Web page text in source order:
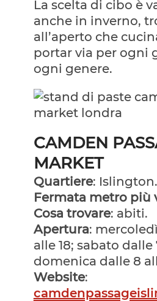
La scelta di cibo è
anche in inverno,
all’aperto che
portar via per ogni
ogni genere.
CAMDEN
MARKET
Quartiere: Islington.
Fermata metro più
Cosa trovare: abiti.
Apertura:
alle 18; sabato dalle
domenica dalle 8
Website: